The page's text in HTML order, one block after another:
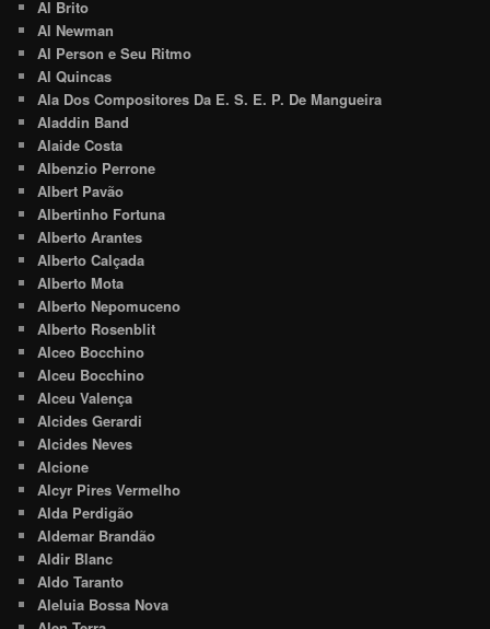
Al Brito
Al Newman
Al Person e Seu Ritmo
Al Quincas
Ala Dos Compositores Da E. S. E. P. De Mangueira
Aladdin Band
Alaide Costa
Albenzio Perrone
Albert Pavão
Albertinho Fortuna
Alberto Arantes
Alberto Calçada
Alberto Mota
Alberto Nepomuceno
Alberto Rosenblit
Alceo Bocchino
Alceu Bocchino
Alceu Valença
Alcides Gerardi
Alcides Neves
Alcione
Alcyr Pires Vermelho
Alda Perdigão
Aldemar Brandão
Aldir Blanc
Aldo Taranto
Aleluia Bossa Nova